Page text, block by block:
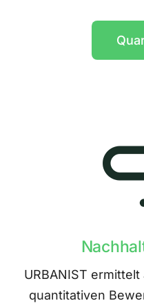
URBANIST
quantitativen